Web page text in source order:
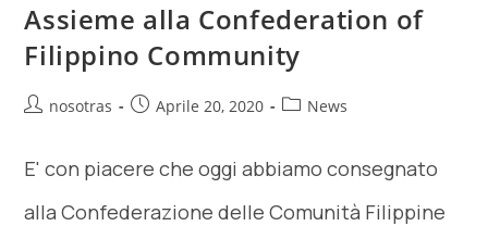
Assieme alla Confederation of
Filippino Community
nosotras Aprile 20, 2020 News
E' con piacere che oggi abbiamo consegnato
alla Confederazione delle Comunità Filippine